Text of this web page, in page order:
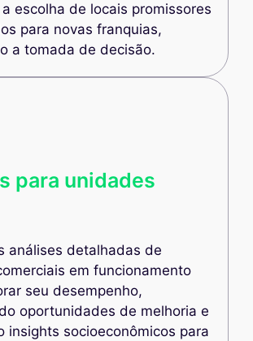
escolha de locais promissores
para novas franquias,
a tomada de decisão.
para unidades
análises detalhadas de
em funcionamento
seu desempenho,
oportunidades de melhoria e
insights socioeconômicos para